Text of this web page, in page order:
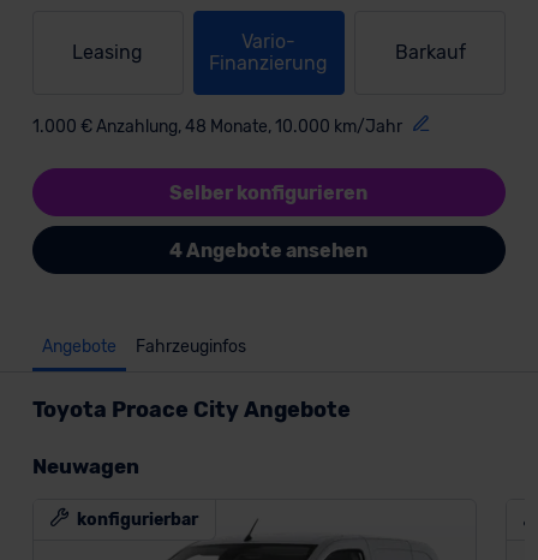
Leasing
Vario-
Finanzierung
Barkauf
1.000 € Anzahlung, 48 Monate, 10.000 km/Jahr
Selber konfigurieren
4 Angebote ansehen
Angebote Fahrzeuginfos
Toyota Proace City Angebote
Neuwagen
konfigurierbar